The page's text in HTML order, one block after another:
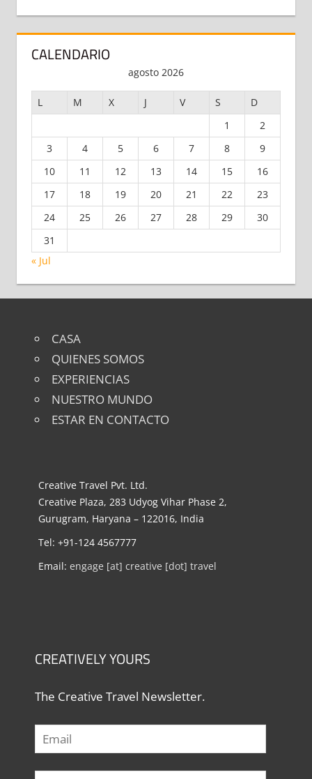
CALENDARIO
agosto 2026
L M X J V S
D
1
2
3
4 5 6 7 8
9
10
11 12 13 14 15
16
17
18 19 20 21 22
23
24
25 26 27 28 29
30
31
« Jul
CASA
QUIENES SOMOS
EXPERIENCIAS
NUESTRO MUNDO
ESTAR EN CONTACTO
Creative Travel Pvt. Ltd.
Creative Plaza, 283 Udyog Vihar Phase 2,
Gurugram, Haryana – 122016, India
Tel: +91-124 4567777
Email: engage [at] creative [dot] travel
CREATIVELY YOURS
The Creative Travel Newsletter.